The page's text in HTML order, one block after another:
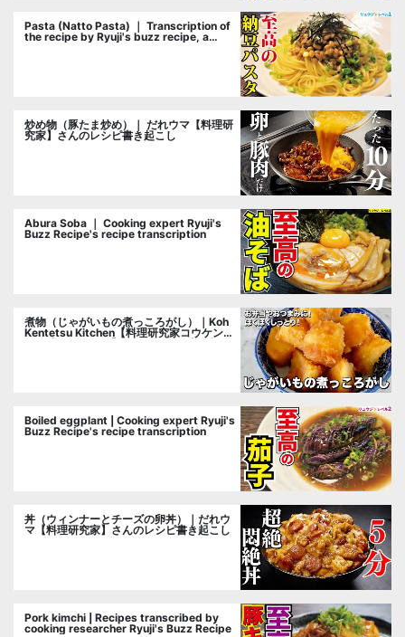
Pasta (Natto Pasta) ｜ Transcription of
the recipe by Ryuji's buzz recipe, a
炒め物（豚たま炒め）｜ だれウマ【料理研
究家】さんのレシピ書き起こし
Abura Soba ｜ Cooking expert Ryuji's
Buzz Recipe's recipe transcription
煮物（じゃがいもの煮っころがし）｜Koh
Kentetsu Kitchen【料理研究家コウケンテ
Boiled eggplant | Cooking expert Ryuji's
Buzz Recipe's recipe transcription
丼（ウィンナーとチーズの卵丼）｜だれウ
マ【料理研究家】さんのレシピ書き起こし
Pork kimchi | Recipes transcribed by
cooking researcher Ryuji's Buzz Recipe